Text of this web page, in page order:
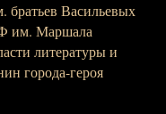
Васильевых
им. Маршала
литературы и
города-героя